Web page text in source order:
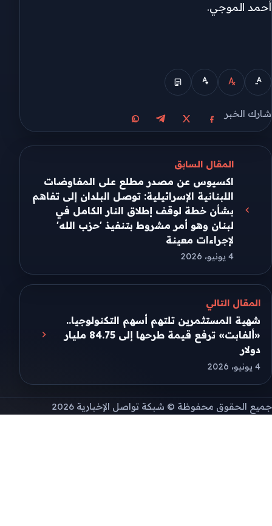
أحمد الموجي.
شارك الخبر
مشاركة على فيسبوك
مشاركة على Xمشاركة على تيليجرام
مشاركة على واتساب
المقال السابق
اكسيوس عن مصدر مطلع على المفاوضات
اللبنانية الإسرائيلية: توصل البلدان إلى تفاهم
بشأن خطة لوقف إطلاق النار الكامل في
لبنان وهو أمر مشروط بتنفيذ 'حزب الله'
لإجراءات معينة
4 يونيو، 2026
المقال التالي
شهية المستثمرين تلتهم أسهم التكنولوجيا..
«ألفابت» ترفع قيمة طرحها إلى 84.75 مليار
دولار
4 يونيو، 2026
جميع الحقوق محفوظة © شبكة تواصل الإخبارية 2026